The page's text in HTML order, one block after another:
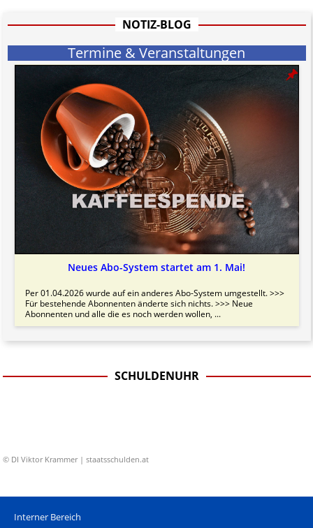
informativen Charakter.
NOTIZ-BLOG
Termine & Veranstaltungen
Neues Abo-System startet am 1. Mai!
Per 01.04.2026 wurde auf ein anderes Abo-System umgestellt. >>>
Für bestehende Abonnenten änderte sich nichts. >>> Neue
Abonnenten und alle die es noch werden wollen, ...
SCHULDENUHR
© DI Viktor Krammer | staatsschulden.at
Interner Bereich